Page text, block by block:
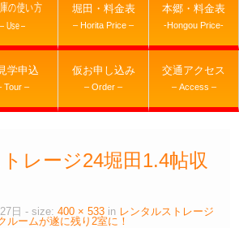
の使い方
– Use –
堀田・料金表
– Horita Price –
本郷・料金表
-Hongou Price-
学申込
Tour –
仮お申し込み
– Order –
交通アクセス
– Access –
レージ24堀田1.4帖収
日 - size: 400 × 533 in レンタルストレージ
ルームが遂に残り2室に！